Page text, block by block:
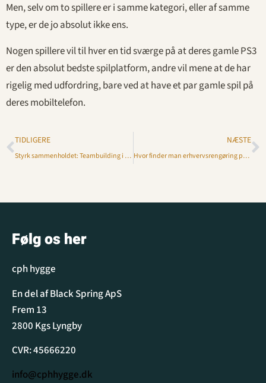
Men, selv om to spillere er i samme kategori, eller af samme
type, er de jo absolut ikke ens.
Nogen spillere vil til hver en tid sværge på at deres gamle PS3
er den absolut bedste spilplatform, andre vil mene at de har
rigelig med udfordring, bare ved at have et par gamle spil på
deres mobiltelefon.
TIDLIGERE
Styrk sammenholdet: Teambuilding i København
NÆSTE
Hvor finder man erhvervsrengøring på Sjælland? En guide til at finde pålidelig erhvervsrengøring nær dig
Følg os her
cph hygge
En del af Black Spring ApS
Frem 13
2800 Kgs Lyngby
CVR: 45666220
info@cphhygge.dk